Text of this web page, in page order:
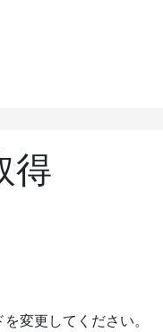
得
変更してください。